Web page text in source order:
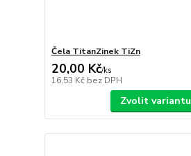
Čela TitanZinek TiZn
20,00 Kč/ks
16,53 Kč bez DPH
Zvolit variantu